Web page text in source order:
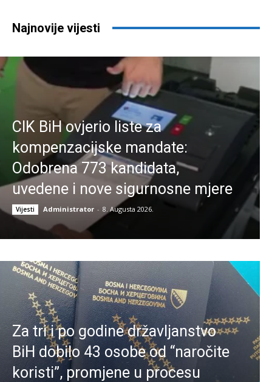
Najnovije vijesti
CIK BiH ovjerio liste za
kompenzacijske mandate:
Odobrena 773 kandidata,
uvedene i nove sigurnosne mjere
Vijesti Administrator - 8. Augusta 2026.
Za tri i po godine državljanstvo
BiH dobilo 43 osobe od “naročite
koristi”, promjene u procesu